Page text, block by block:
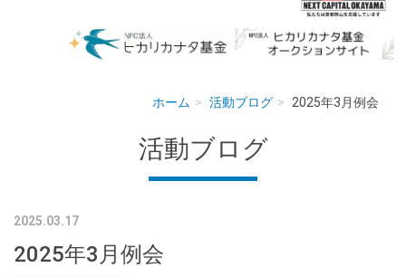
ホーム 活動ブログ 2025年3月例会
活動ブログ
2025.03.17
2025年3月例会